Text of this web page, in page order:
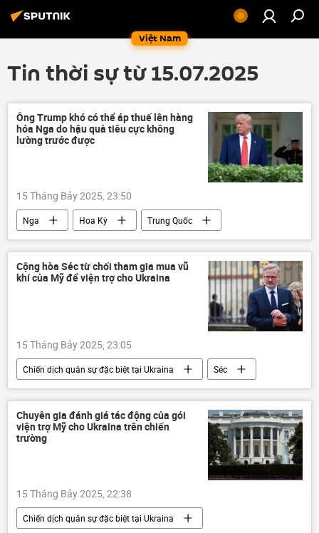
Việt Nam
Tin thời sự từ 15.07.2025
Ông Trump khó có thể áp thuế lên hàng
hóa Nga do hậu quả tiêu cực không
lường trước được
15 Tháng Bảy 2025, 23:50
Nga Hoa Kỳ
Trung Quốc
Donald Trump
EU
Liên minh châu Âu
Thế giới
thông tin
phương Tây
Cộng hòa Séc từ chối tham gia mua vũ
khí của Mỹ để viện trợ cho Ukraina
15 Tháng Bảy 2025, 23:05
Chiến dịch quân sự đặc biệt tại Ukraina
Séc
Ukraina
Cuộc khủng hoảng ở Ukraina
NATO
Hoa Kỳ
thông tin
Thế giới
phương Tây
Chuyên gia đánh giá tác động của gói
viện trợ Mỹ cho Ukraina trên chiến
trường
15 Tháng Bảy 2025, 22:38
Chiến dịch quân sự đặc biệt tại Ukraina